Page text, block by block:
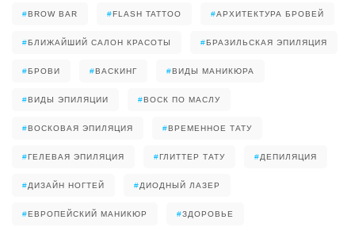
#BROW BAR #FLASH TATTOO #АРХИТЕКТУРА БРОВЕЙ
#БЛИЖАЙШИЙ САЛОН КРАСОТЫ #БРАЗИЛЬСКАЯ ЭПИЛЯЦИЯ
#БРОВИ #ВАСКИНГ #ВИДЫ МАНИКЮРА
#ВИДЫ ЭПИЛЯЦИИ #ВОСК ПО МАСЛУ
#ВОСКОВАЯ ЭПИЛЯЦИЯ #ВРЕМЕННОЕ ТАТУ
#ГЕЛЕВАЯ ЭПИЛЯЦИЯ #ГЛИТТЕР ТАТУ #ДЕПИЛЯЦИЯ
#ДИЗАЙН НОГТЕЙ #ДИОДНЫЙ ЛАЗЕР
#ЕВРОПЕЙСКИЙ МАНИКЮР #ЗДОРОВЬЕ